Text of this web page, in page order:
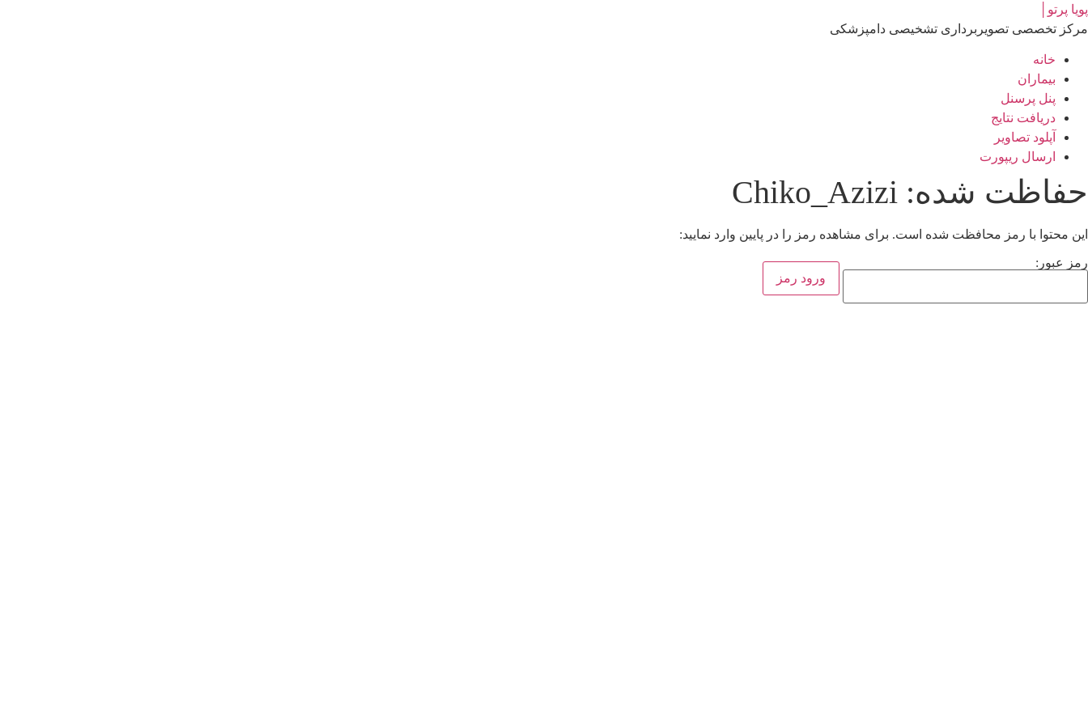
پرش
به
پویا پرتو│
مرکز تخصصی تصویربرداری تشخیصی دامپزشکی
خانه
بیماران
پنل پرسنل
دریافت نتایج
آپلود تصاویر
ارسال ریپورت
حفاظت شده: Chiko_Azizi
این محتوا با رمز محافظت شده است. برای مشاهده رمز را در پایین وارد نمایید:
رمز عبور: